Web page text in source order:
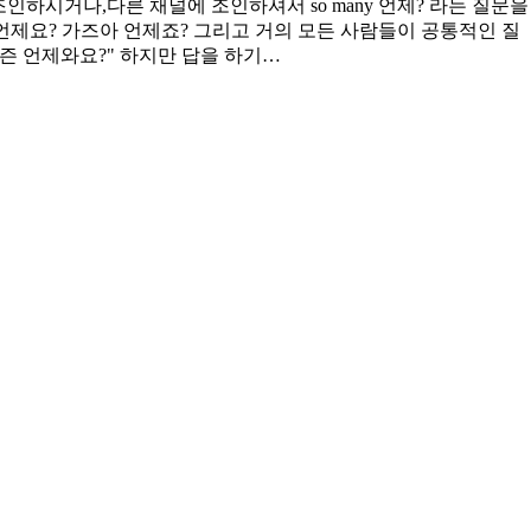
하시거나,다른 채널에 조인하셔서 so many 언제? 라는 질문을
요? 가즈아 언제죠? 그리고 거의 모든 사람들이 공통적인 질
언제와요?" 하지만 답을 하기…